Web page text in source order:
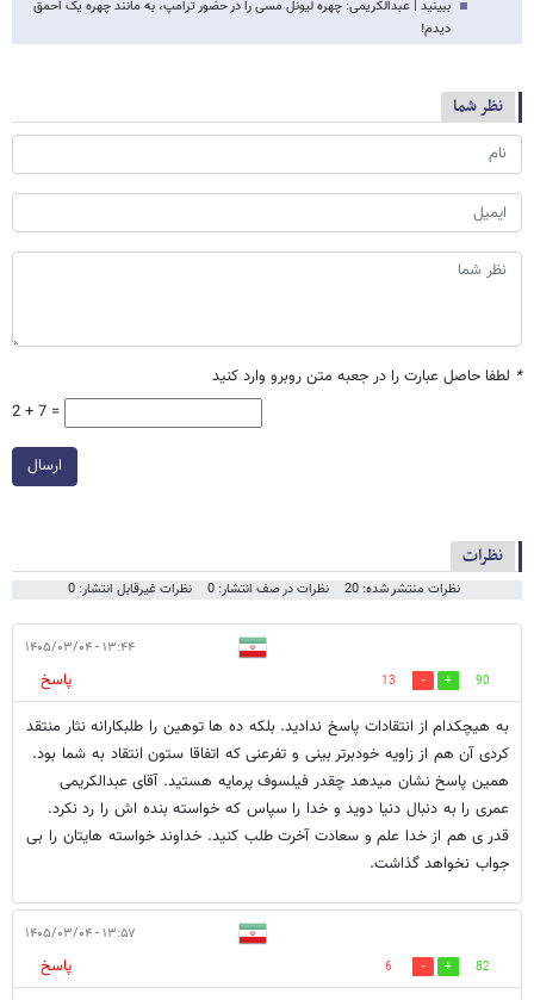
ببینید | عبدالکریمی: چهره لیونل مسی را در حضور ترامپ، به مانند چهره یک احمق
دیدم!
نظر شما
* لطفا حاصل عبارت را در جعبه متن روبرو وارد کنید
2 + 7 =
ارسال
نظرات
نظرات منتشر شده: 20 نظرات در صف انتشار: 0 نظرات غیرقابل انتشار: 0
۱۳:۴۴ - ۱۴۰۵/۰۳/۰۴
90
13
پاسخ
به هیچکدام از انتقادات پاسخ ندادید. بلکه ده ها توهین را طلبکارانه نثار منتقد
کردی آن هم از زاویه خودبرتر بینی و تفرعنی که اتفاقا ستون انتقاد به شما بود.
همین پاسخ نشان میدهد چقدر فیلسوف پرمایه هستید. آقای عبدالکریمی
عمری را به دنبال دنیا دوید و خدا را سپاس که خواسته بنده اش را رد نکرد.
قدر ی هم از خدا علم و سعادت آخرت طلب کنید. خداوند خواسته هایتان را بی
جواب نخواهد گذاشت.
۱۳:۵۷ - ۱۴۰۵/۰۳/۰۴
82
6
پاسخ